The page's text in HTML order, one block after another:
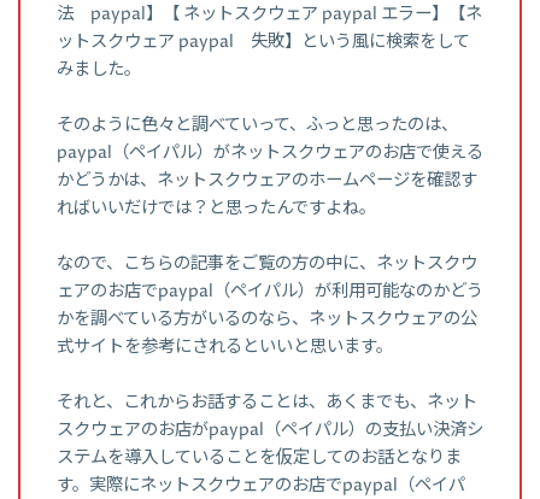
法 paypal】【 ネットスクウェア paypal エラー】【ネ
ットスクウェア paypal 失敗】という風に検索をして
みました。
そのように色々と調べていって、ふっと思ったのは、
paypal（ペイパル）がネットスクウェアのお店で使える
かどうかは、ネットスクウェアのホームページを確認す
ればいいだけでは？と思ったんですよね。
なので、こちらの記事をご覧の方の中に、ネットスクウ
ェアのお店でpaypal（ペイパル）が利用可能なのかどう
かを調べている方がいるのなら、ネットスクウェアの公
式サイトを参考にされるといいと思います。
それと、これからお話することは、あくまでも、ネット
スクウェアのお店がpaypal（ペイパル）の支払い決済シ
ステムを導入していることを仮定してのお話となりま
す。実際にネットスクウェアのお店でpaypal（ペイパ